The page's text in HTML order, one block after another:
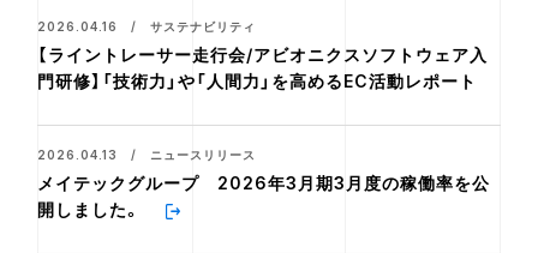
2026.04.16 / サステナビリティ
【ライントレーサー走行会/アビオニクスソフトウェア入
門研修】「技術力」や「人間力」を高めるEC活動レポート
2026.04.13 / ニュースリリース
メイテックグループ 2026年3月期3月度の稼働率を公
開しました。